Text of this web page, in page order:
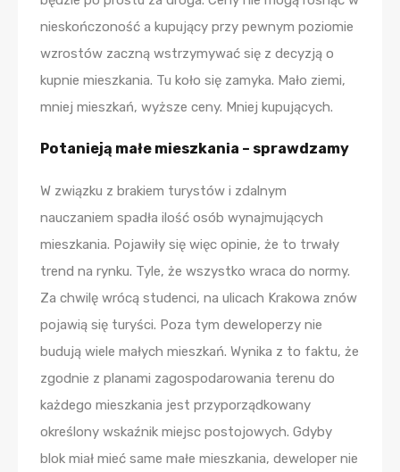
nieskończoność a kupujący przy pewnym poziomie
wzrostów zaczną wstrzymywać się z decyzją o
kupnie mieszkania. Tu koło się zamyka. Mało ziemi,
mniej mieszkań, wyższe ceny. Mniej kupujących.
Potanieją małe mieszkania – sprawdzamy
W związku z brakiem turystów i zdalnym
nauczaniem spadła ilość osób wynajmujących
mieszkania. Pojawiły się więc opinie, że to trwały
trend na rynku. Tyle, że wszystko wraca do normy.
Za chwilę wrócą studenci, na ulicach Krakowa znów
pojawią się turyści. Poza tym deweloperzy nie
budują wiele małych mieszkań. Wynika z to faktu, że
zgodnie z planami zagospodarowania terenu do
każdego mieszkania jest przyporządkowany
określony wskaźnik miejsc postojowych. Gdyby
blok miał mieć same małe mieszkania, deweloper nie